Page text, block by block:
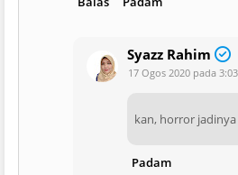
Syazz Rahim
17 Ogos 2020 pada 3:03
kan, horror
Padam